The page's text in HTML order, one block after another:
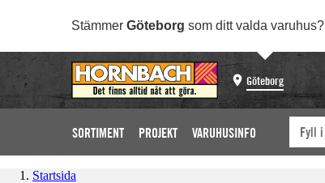
Stämmer Göteborg som ditt valda varuhus?
Göteborg
SORTIMENT PROJEKT VARUHUSINFO
Startsida